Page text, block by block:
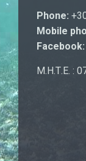
Phone:
Mobile
Facebook:
Μ.Η.Τ.Ε. :